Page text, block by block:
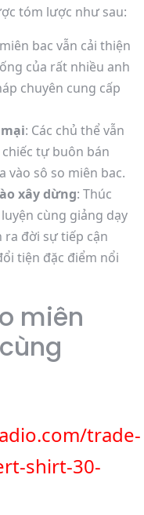
tóm lược như sau:
bac vẫn cải thiện
của rất nhiều anh
chuyên cung cấp
: Các chủ thể vẫn
tự buôn bán
vào sô so miên bac.
xây dừng: Thúc
cùng giảng dạy
ra đời sự tiếp cận
tiện đặc điểm nổi
miên
trade-
shirt-30-